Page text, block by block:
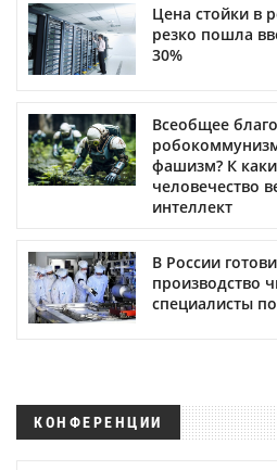
Цена стойки в
резко пошла
30%
Всеобщее
фашизм? К
человечество
интеллект
В России
производство
специалисты
КОНФЕРЕНЦИИ